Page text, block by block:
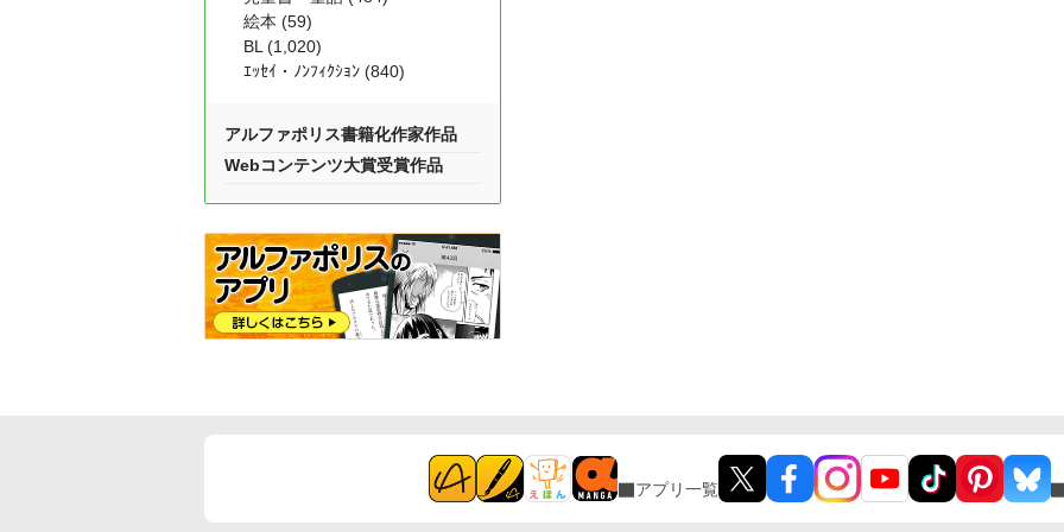
絵本 (59)
BL (1,020)
ｴｯｾｲ・ﾉﾝﾌｨｸｼｮﾝ (840)
アルファポリス書籍化作家作品
Webコンテンツ大賞受賞作品
アプリ一覧